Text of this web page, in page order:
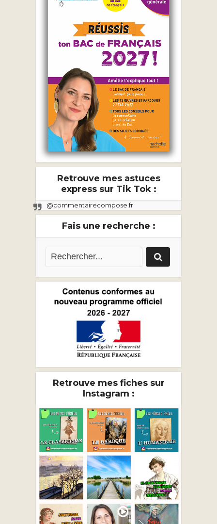
Retrouve mes astuces
express sur Tik Tok :
@commentairecompose.fr
Fais une recherche :
Retrouve mes fiches sur
Instagram :